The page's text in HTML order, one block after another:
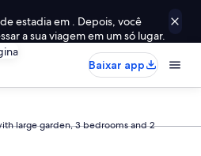
estadia em . Depois, você
a sua viagem em um só lugar.
Baixar app
large garden, 3 bedrooms and 2